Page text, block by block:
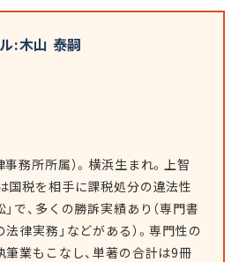
:木山 泰嗣
務所所属）。横浜生まれ。上智
国税を相手に課税処分の違法性
で、多くの勝訴実績あり（専門書
律実務」などがある）。専門性の
筆業もこなし、単著の合計は9冊